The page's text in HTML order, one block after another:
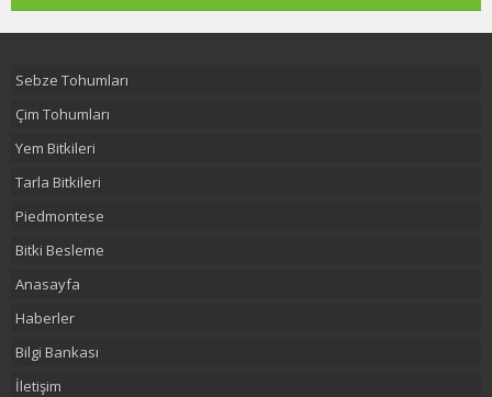
Sebze Tohumları
Çim Tohumları
Yem Bitkileri
Tarla Bitkileri
Piedmontese
Bitki Besleme
Anasayfa
Haberler
Bilgi Bankası
İletişim